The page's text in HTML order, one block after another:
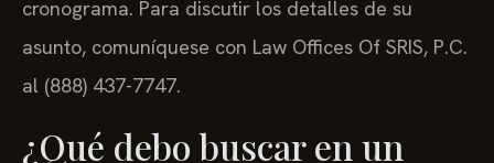
cronograma. Para discutir los detalles de su
asunto, comuníquese con Law Offices Of SRIS, P.C.
al (888) 437-7747.
¿Qué debo buscar en un